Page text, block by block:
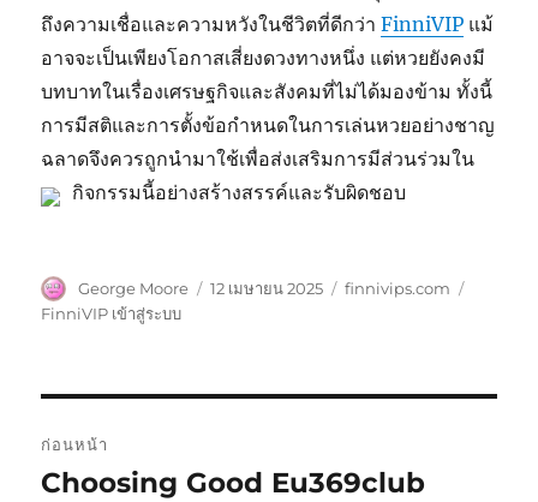
ถึงความเชื่อและความหวังในชีวิตที่ดีกว่าFinniVIP แม้
อาจจะเป็นเพียงโอกาสเสี่ยงดวงทางหนึ่ง แต่หวยยังคงมี
บทบาทในเรื่องเศรษฐกิจและสังคมที่ไม่ได้มองข้าม ทั้งนี้
การมีสติและการตั้งข้อกำหนดในการเล่นหวยอย่างชาญ
ฉลาดจึงควรถูกนำมาใช้เพื่อส่งเสริมการมีส่วนร่วมใน
กิจกรรมนี้อย่างสร้างสรรค์และรับผิดชอบ
ผู้
เขียน
George Moore
เขียน
12 เมษายน 2025
หมวด
finnivips.com
FinniVIP เข้าสู่ระบบ
เรื่อง
ก่อนหน้า
เรื่อง
Choosing Good Eu369club